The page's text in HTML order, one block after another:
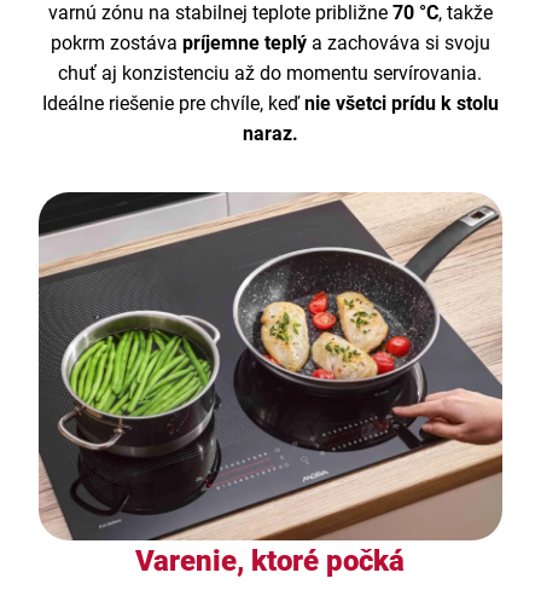
varnú zónu na stabilnej teplote približne 70 °C, takže
pokrm zostáva príjemne teplý a zachováva si svoju
chuť aj konzistenciu až do momentu servírovania.
Ideálne riešenie pre chvíle, keďnie všetci prídu k stolu
naraz.
Varenie, ktoré počká